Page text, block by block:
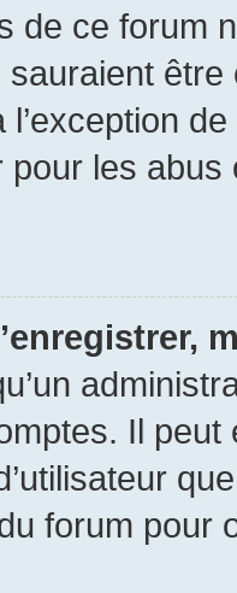
de ce forum
sauraient
pour les
Il
forum pour